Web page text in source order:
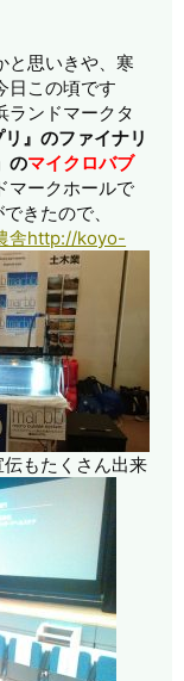
と思いきや、寒
日この頃です
ランドマークタ
リ』のファイナリ
のマイクロバブ
マークホールで
きたので、
舎http://koyo-
伝もたくさん出来